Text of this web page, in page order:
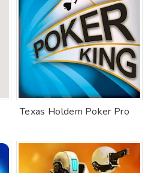
Texas Holdem Poker Pro